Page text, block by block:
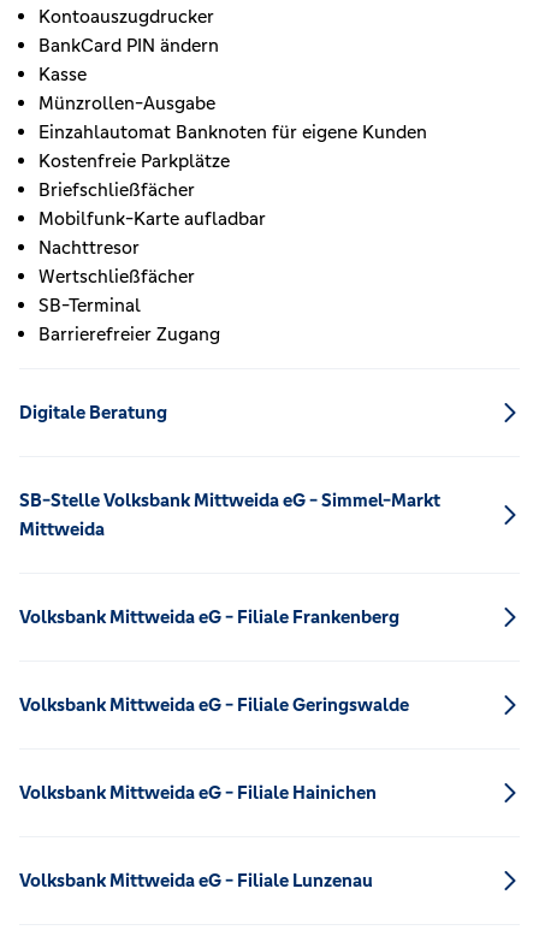
Kontoauszugdrucker
BankCard PIN ändern
Kasse
Münzrollen-Ausgabe
Einzahlautomat Banknoten für eigene Kunden
Kostenfreie Parkplätze
Briefschließfächer
Mobilfunk-Karte aufladbar
Nachttresor
Wertschließfächer
SB-Terminal
Barrierefreier Zugang
Digitale Beratung
SB-Stelle Volksbank Mittweida eG - Simmel-Markt
Mittweida
Volksbank Mittweida eG - Filiale Frankenberg
Volksbank Mittweida eG - Filiale Geringswalde
Volksbank Mittweida eG - Filiale Hainichen
Volksbank Mittweida eG - Filiale Lunzenau